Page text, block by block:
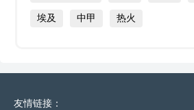
埃及 中甲 热火
友情链接：